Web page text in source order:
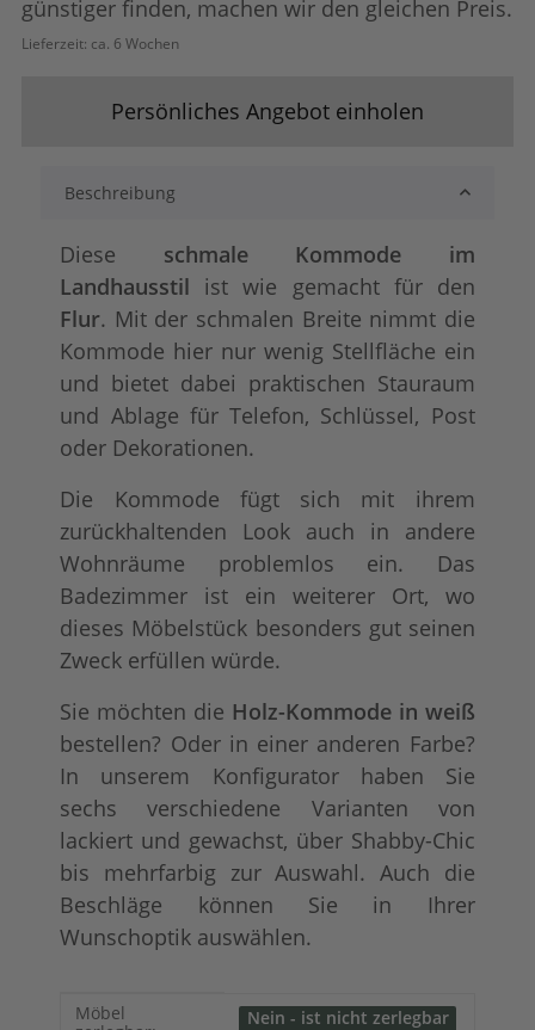
lackiert
+ 15,00 €
Konfigurator alles frei wählbar
+ 48,00 € tief gebürstet
+ 144,00 €
günstiger finden, machen wir den gleichen Preis.
Lieferzeit: ca. 6 Wochen
Persönliches Angebot einholen
Beschreibung
Diese schmale Kommode im
Landhausstil ist wie gemacht für den
Flur. Mit der schmalen Breite nimmt die
Kommode hier nur wenig Stellfläche ein
und bietet dabei praktischen Stauraum
und Ablage für Telefon, Schlüssel, Post
oder Dekorationen.
Die Kommode fügt sich mit ihrem
zurückhaltenden Look auch in andere
Wohnräume problemlos ein. Das
Badezimmer ist ein weiterer Ort, wo
dieses Möbelstück besonders gut seinen
Zweck erfüllen würde.
Sie möchten die Holz-Kommode in weiß
bestellen? Oder in einer anderen Farbe?
In unserem Konfigurator haben Sie
sechs verschiedene Varianten von
lackiert und gewachst, über Shabby-Chic
bis mehrfarbig zur Auswahl. Auch die
Beschläge können Sie in Ihrer
Wunschoptik auswählen.
Produkteigenschaft
Wert
Möbel
Nein - ist nicht zerlegbar